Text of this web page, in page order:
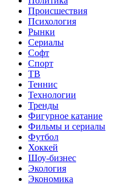
Происшествия
Психология
Рынки
Сериалы
Софт
Спорт
ТВ
Теннис
Технологии
Тренды
Фигурное катание
Фильмы и сериалы
Футбол
Хоккей
Шоу-бизнес
Экология
Экономика